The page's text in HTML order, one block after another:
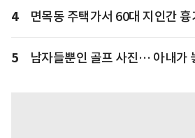
4 면목동 주택가서 60대 지인간
5 남자들뿐인 골프 사진… 아내가